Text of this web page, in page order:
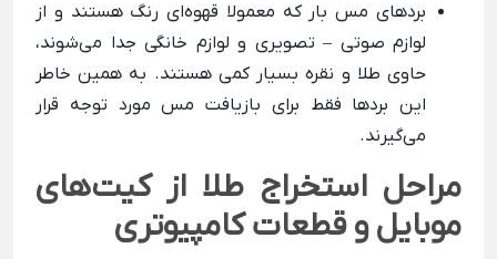
بردهای مس بار که معمولا قهوه‌ای رنگ هستند و از
لوازم صوتی – تصویری و لوازم خانگی جدا می‌شوند،
حاوی طلا و نقره بسیار کمی هستند. به همین خاطر
این بردها فقط برای بازیافت مس مورد توجه قرار
می‌گیرند.
مراحل استخراج طلا از کیت‌های
موبایل و قطعات کامپیوتری